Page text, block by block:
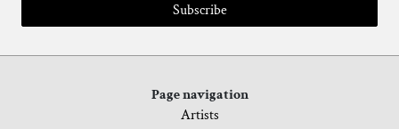
Subscribe
Page navigation
Artists